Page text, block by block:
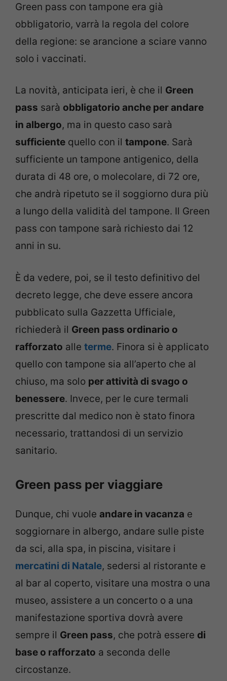
Green pass con tampone era già
obbligatorio, varrà la regola del colore
della regione: se arancione a sciare vanno
solo i vaccinati.
La novità, anticipata ieri, è che il Green
pass sarà obbligatorio anche per andare
in albergo, ma in questo caso sarà
sufficiente quello con il tampone. Sarà
sufficiente un tampone antigenico, della
durata di 48 ore, o molecolare, di 72 ore,
che andrà ripetuto se il soggiorno dura più
a lungo della validità del tampone. Il Green
pass con tampone sarà richiesto dai 12
anni in su.
È da vedere, poi, se il testo definitivo del
decreto legge, che deve essere ancora
pubblicato sulla Gazzetta Ufficiale,
richiederà il Green pass ordinario o
rafforzato alle terme. Finora si è applicato
quello con tampone sia all’aperto che al
chiuso, ma solo per attività di svago o
benessere. Invece, per le cure termali
prescritte dal medico non è stato finora
necessario, trattandosi di un servizio
sanitario.
Green pass per viaggiare
Dunque, chi vuole andare in vacanza e
soggiornare in albergo, andare sulle piste
da sci, alla spa, in piscina, visitare i
mercatini di Natale, sedersi al ristorante e
al bar al coperto, visitare una mostra o una
museo, assistere a un concerto o a una
manifestazione sportiva dovrà avere
sempre il Green pass, che potrà essere di
base o rafforzato a seconda delle
circostanze.